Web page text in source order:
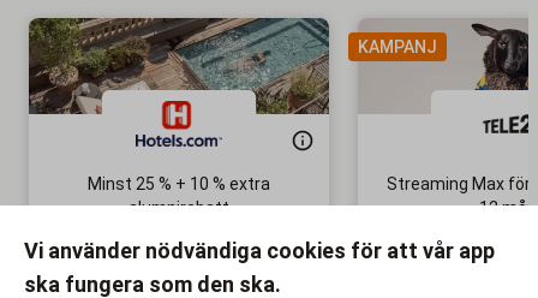
Minst 25 % + 10 % extra
alumnirabatt
Till rabatten
KAMPANJ
Streaming Max för
12 mån
Ingen
Vi använder nödvändiga cookies för att vår app
ska fungera som den ska.